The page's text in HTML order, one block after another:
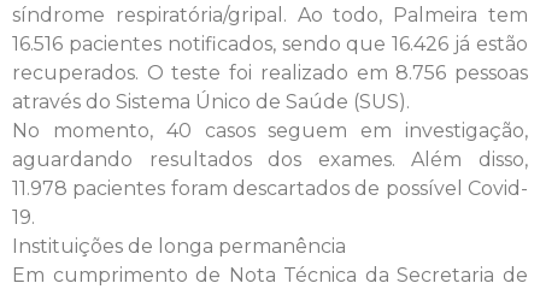
síndrome respiratória/gripal. Ao todo, Palmeira tem
16.516 pacientes notificados, sendo que 16.426 já estão
recuperados. O teste foi realizado em 8.756 pessoas
através do Sistema Único de Saúde (SUS).
No momento, 40 casos seguem em investigação,
aguardando resultados dos exames. Além disso,
11.978 pacientes foram descartados de possível Covid-
19.
Instituições de longa permanência
Em cumprimento de Nota Técnica da Secretaria de